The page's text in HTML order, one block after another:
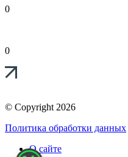
0
0
© Copyright 2026
Политика обработки данных
О сайте